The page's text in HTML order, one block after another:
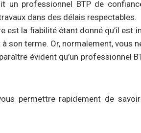
un professionnel BTP de
dans des délais respectables.
est la fiabilité étant donné qu’il est
son terme. Or, normalement, vous
évident qu’un professionnel
permettre rapidement de